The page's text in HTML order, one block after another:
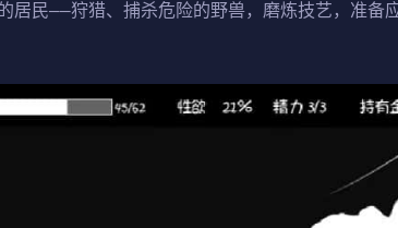
民——狩猎、捕杀危险的野兽，磨炼技艺，准备